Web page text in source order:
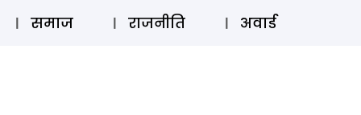
लॉग इन ⚲ SUBSCRIBE
समाज राजनीति अवार्ड